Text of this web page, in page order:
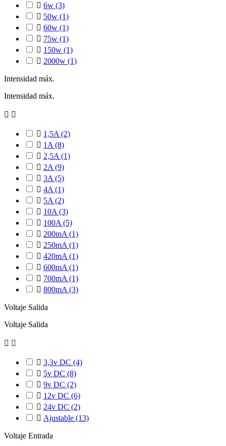
 6w (3)
 50w (1)
 60w (1)
 75w (1)
 150w (1)
 2000w (1)
Intensidad máx.
Intensidad máx.
 
 1,5A (2)
 1A (8)
 2,5A (1)
 2A (9)
 3A (5)
 4A (1)
 5A (2)
 10A (3)
 100A (5)
 200mA (1)
 250mA (1)
 420mA (1)
 600mA (1)
 700mA (1)
 800mA (3)
Voltaje Salida
Voltaje Salida
 
 3,3v DC (4)
 5v DC (8)
 9v DC (2)
 12v DC (6)
 24v DC (2)
 Ajustable (13)
Voltaje Entrada